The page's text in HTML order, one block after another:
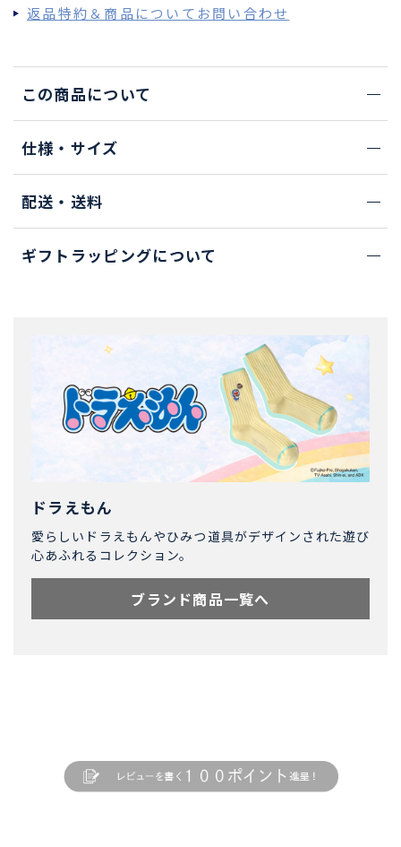
返品特約＆商品についてお問い合わせ
この商品について
仕様・サイズ
配送・送料
ギフトラッピングについて
ドラえもん
愛らしいドラえもんやひみつ道具がデザインされた遊び
心あふれるコレクション。
ブランド商品一覧へ